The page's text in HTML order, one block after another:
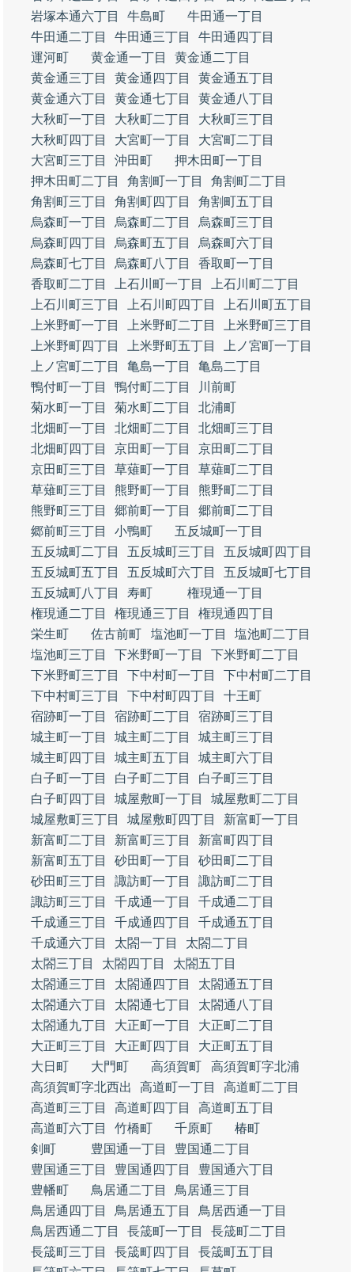
岩塚本通六丁目
牛島町
牛田通一丁目
牛田通二丁目
牛田通三丁目
牛田通四丁目
運河町
黄金通一丁目
黄金通二丁目
黄金通三丁目
黄金通四丁目
黄金通五丁目
黄金通六丁目
黄金通七丁目
黄金通八丁目
大秋町一丁目
大秋町二丁目
大秋町三丁目
大秋町四丁目
大宮町一丁目
大宮町二丁目
大宮町三丁目
沖田町
押木田町一丁目
押木田町二丁目
角割町一丁目
角割町二丁目
角割町三丁目
角割町四丁目
角割町五丁目
烏森町一丁目
烏森町二丁目
烏森町三丁目
烏森町四丁目
烏森町五丁目
烏森町六丁目
烏森町七丁目
烏森町八丁目
香取町一丁目
香取町二丁目
上石川町一丁目
上石川町二丁目
上石川町三丁目
上石川町四丁目
上石川町五丁目
上米野町一丁目
上米野町二丁目
上米野町三丁目
上米野町四丁目
上米野町五丁目
上ノ宮町一丁目
上ノ宮町二丁目
亀島一丁目
亀島二丁目
鴨付町一丁目
鴨付町二丁目
川前町
菊水町一丁目
菊水町二丁目
北浦町
北畑町一丁目
北畑町二丁目
北畑町三丁目
北畑町四丁目
京田町一丁目
京田町二丁目
京田町三丁目
草薙町一丁目
草薙町二丁目
草薙町三丁目
熊野町一丁目
熊野町二丁目
熊野町三丁目
郷前町一丁目
郷前町二丁目
郷前町三丁目
小鴨町
五反城町一丁目
五反城町二丁目
五反城町三丁目
五反城町四丁目
五反城町五丁目
五反城町六丁目
五反城町七丁目
五反城町八丁目
寿町
権現通一丁目
権現通二丁目
権現通三丁目
権現通四丁目
栄生町
佐古前町 塩池町一丁目
塩池町二丁目
塩池町三丁目
下米野町一丁目
下米野町二丁目
下米野町三丁目
下中村町一丁目
下中村町二丁目
下中村町三丁目
下中村町四丁目
十王町
宿跡町一丁目
宿跡町二丁目
宿跡町三丁目
城主町一丁目
城主町二丁目
城主町三丁目
城主町四丁目
城主町五丁目
城主町六丁目
白子町一丁目
白子町二丁目
白子町三丁目
白子町四丁目
城屋敷町一丁目
城屋敷町二丁目
城屋敷町三丁目
城屋敷町四丁目
新富町一丁目
新富町二丁目
新富町三丁目
新富町四丁目
新富町五丁目
砂田町一丁目
砂田町二丁目
砂田町三丁目
諏訪町一丁目
諏訪町二丁目
諏訪町三丁目
千成通一丁目
千成通二丁目
千成通三丁目
千成通四丁目
千成通五丁目
千成通六丁目
太閤一丁目
太閤二丁目
太閤三丁目
太閤四丁目
太閤五丁目
太閤通三丁目
太閤通四丁目
太閤通五丁目
太閤通六丁目
太閤通七丁目
太閤通八丁目
太閤通九丁目
大正町一丁目
大正町二丁目
大正町三丁目
大正町四丁目
大正町五丁目
大日町
大門町 高須賀町
高須賀町字北浦
高須賀町字北西出
高道町一丁目
高道町二丁目
高道町三丁目
高道町四丁目
高道町五丁目
高道町六丁目
竹橋町 千原町
椿町
剣町
豊国通一丁目
豊国通二丁目
豊国通三丁目
豊国通四丁目
豊国通六丁目
豊幡町
鳥居通二丁目
鳥居通三丁目
鳥居通四丁目
鳥居通五丁目
鳥居西通一丁目
鳥居西通二丁目
長筬町一丁目
長筬町二丁目
長筬町三丁目
長筬町四丁目
長筬町五丁目